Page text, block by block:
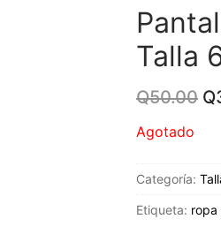
Talla
Q50.00 Q
Agotado
Categoría:
Etiqueta: ropa